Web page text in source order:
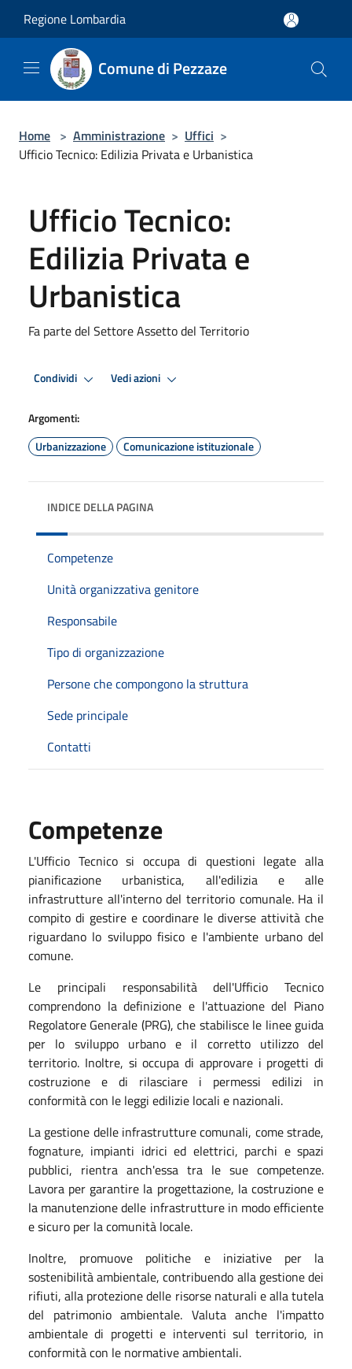
Regione Lombardia
Comune di Pezzaze
Home > Amministrazione > Uffici >
Ufficio Tecnico: Edilizia Privata e Urbanistica
Ufficio Tecnico:
Edilizia Privata e
Urbanistica
Fa parte del Settore Assetto del Territorio
Condividi Vedi azioni
Argomenti:
Urbanizzazione
Comunicazione istituzionale
INDICE DELLA PAGINA
Competenze
Unità organizzativa genitore
Responsabile
Tipo di organizzazione
Persone che compongono la struttura
Sede principale
Contatti
Competenze
L'Ufficio Tecnico si occupa di questioni legate alla
pianificazione urbanistica, all'edilizia e alle
infrastrutture all'interno del territorio comunale. Ha il
compito di gestire e coordinare le diverse attività che
riguardano lo sviluppo fisico e l'ambiente urbano del
comune.
Le principali responsabilità dell'Ufficio Tecnico
comprendono la definizione e l'attuazione del Piano
Regolatore Generale (PRG), che stabilisce le linee guida
per lo sviluppo urbano e il corretto utilizzo del
territorio. Inoltre, si occupa di approvare i progetti di
costruzione e di rilasciare i permessi edilizi in
conformità con le leggi edilizie locali e nazionali.
La gestione delle infrastrutture comunali, come strade,
fognature, impianti idrici ed elettrici, parchi e spazi
pubblici, rientra anch'essa tra le sue competenze.
Lavora per garantire la progettazione, la costruzione e
la manutenzione delle infrastrutture in modo efficiente
e sicuro per la comunità locale.
Inoltre, promuove politiche e iniziative per la
sostenibilità ambientale, contribuendo alla gestione dei
rifiuti, alla protezione delle risorse naturali e alla tutela
del patrimonio ambientale. Valuta anche l'impatto
ambientale di progetti e interventi sul territorio, in
conformità con le normative ambientali.